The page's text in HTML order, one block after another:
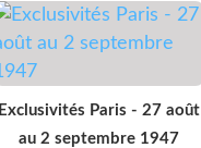
Exclusivités Paris - 27 août
au 2 septembre 1947